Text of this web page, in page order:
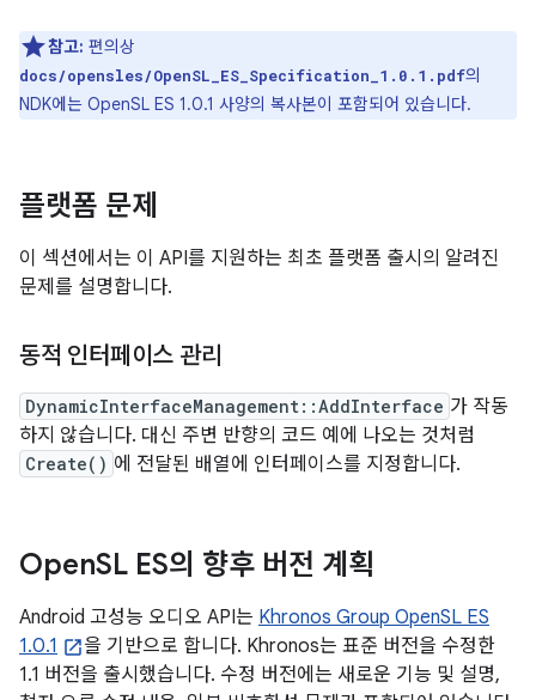
참고: 편의상
docs/opensles/OpenSL_ES_Specification_1.0.1.pdf의
NDK에는 OpenSL ES 1.0.1 사양의 복사본이 포함되어 있습니다.
플랫폼 문제
이 섹션에서는 이 API를 지원하는 최초 플랫폼 출시의 알려진
문제를 설명합니다.
동적 인터페이스 관리
DynamicInterfaceManagement::AddInterface 가 작동
하지 않습니다. 대신 주변 반향의 코드 예에 나오는 것처럼
Create() 에 전달된 배열에 인터페이스를 지정합니다.
OpenSL ES의 향후 버전 계획
Android 고성능 오디오 API는 Khronos Group OpenSL ES
1.0.1
을 기반으로 합니다. Khronos는 표준 버전을 수정한
1.1 버전을 출시했습니다. 수정 버전에는 새로운 기능 및 설명,